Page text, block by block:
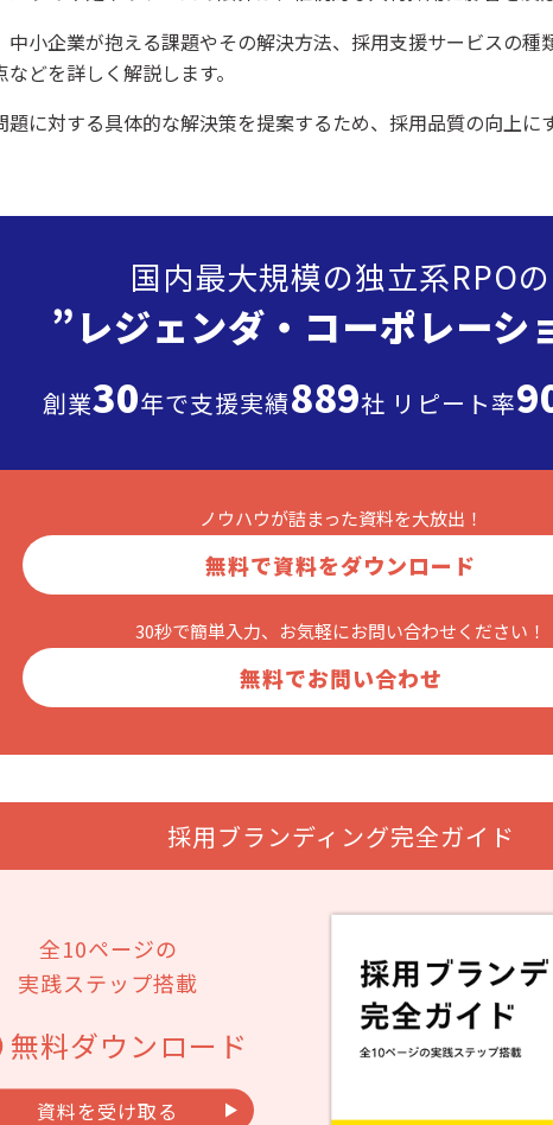
中小企業が抱える課題やその解決方法、採用支援サービスの種
どを詳しく解説します。
題に対する具体的な解決策を提案するため、採用品質の向上に
国内最大規模の独立系RPOの
”レジェンダ・ コーポレーシ
創業30年で支援実績889社 リピート率
ノウハウが詰まった資料を大放出！
無料で資料をダウンロード
30秒で簡単入力、お気軽にお問い合わせください！
無料でお問い合わせ
採用ブランディング完全ガイド
全10ページの
実践ステップ搭載
無料ダウンロード
資料を受け取る